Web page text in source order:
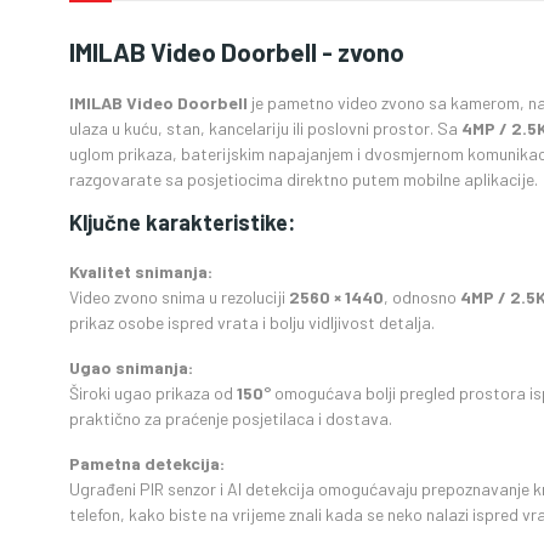
IMILAB Video Doorbell - zvono
IMILAB Video Doorbell je pametno video zvono sa kamerom,
ulaza u kuću, stan, kancelariju ili poslovni prostor. Sa 4MP /
uglom prikaza, baterijskim napajanjem i dvosmjernom
razgovarate sa posjetiocima direktno putem mobilne aplikacije.
Ključne karakteristike:
Kvalitet snimanja:
Video zvono snima u rezoluciji 2560 × 1440, odnosno 4MP /
prikaz osobe ispred vrata i bolju vidljivost detalja.
Ugao snimanja:
Široki ugao prikaza od 150° omogućava bolji pregled prostora
praktično za praćenje posjetilaca i dostava.
Pametna detekcija:
Ugrađeni PIR senzor i AI detekcija omogućavaju prepoznavanje
telefon, kako biste na vrijeme znali kada se neko nalazi ispred